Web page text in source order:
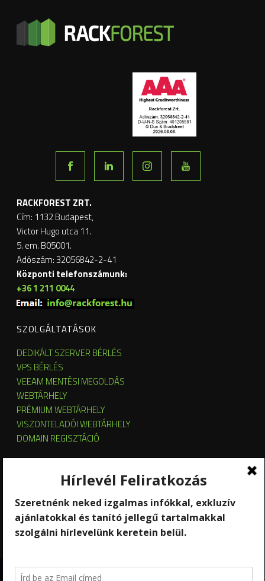
RACKFOREST ZRT.
Cím: 1132 Budapest,
Victor Hugo utca 11.
5. em. B05001.
Adószám: 32056842-2-41
Központi telefonszámunk:
+36 1 211 0044
SZOLGÁLTATÁSOK
DEDIKÁLT SZERVER BÉRLÉS
VPS BÉRLÉS
VEEAM MENTÉSI MEGOLDÁS
WEBTÁRHELY
PRÉMIUM WEBTÁRHELY
VISZONTELADÓI WEBTÁRHELY
DOMAIN REGISZTÁCIÓ
SZERVER ÜZEMELTETÉS
SZOFTVERBÉRLÉS
STREAMING
Copyright 2026 © RackForest